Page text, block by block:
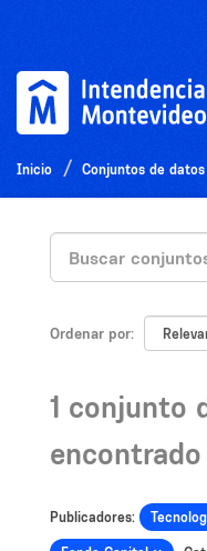
Inicio Conjuntos de datos
Ordenar por
1 conjunto
encontrado
Publicadores: